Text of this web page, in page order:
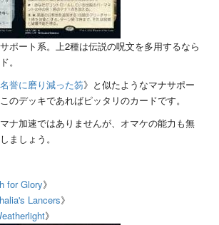
ポート系。上2種は伝説の呪文を多用するなら
。
名誉に磨り減った笏》と似たようなマナサポー
のデッキであればピッタリのカードです。
ナ加速ではありませんが、オマケの能力も無
ましょう。
for Glory》
Lancers》
》